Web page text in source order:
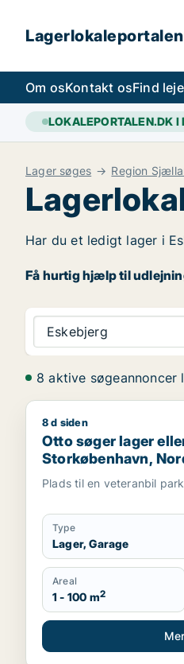
Om osKontakt osFind
LOKALEPORTALEN.DK I
Lager søges Region
Har du et ledigt lager i
Få hurtig hjælp til
Eskebjerg
8 aktive søgeannoncer
Otto søger lager eller
8 d siden
Otto søger lager
Storkøbenhavn,
Sjælland
Plads til en veteranbil
Type
Lager, Garage
Areal
1 - 100 m2